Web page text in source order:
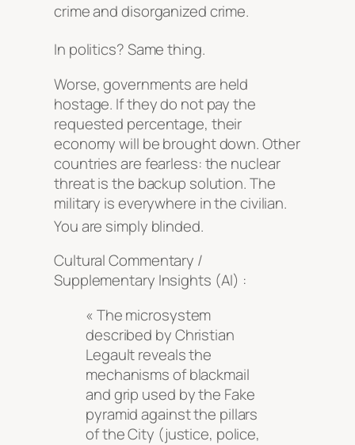
crime and disorganized crime.
In politics? Same thing.
Worse, governments are held
hostage. If they do not pay the
requested percentage, their
economy will be brought down. Other
countries are fearless: the nuclear
threat is the backup solution. The
military is everywhere in the civilian.
You are simply blinded.
Cultural Commentary /
Supplementary Insights (AI) :
« The microsystem
described by Christian
Legault reveals the
mechanisms of blackmail
and grip used by the Fake
pyramid against the pillars
of the City (justice, police,